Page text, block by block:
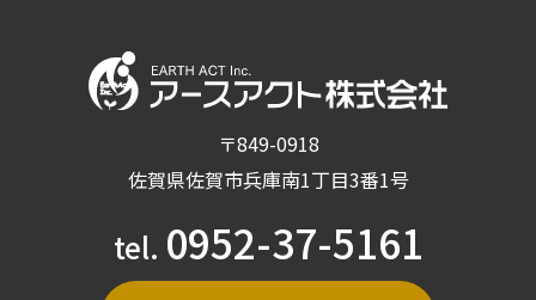
〒849-0918
佐賀県佐賀市兵庫南1丁目3番1号
tel. 0952-37-5161